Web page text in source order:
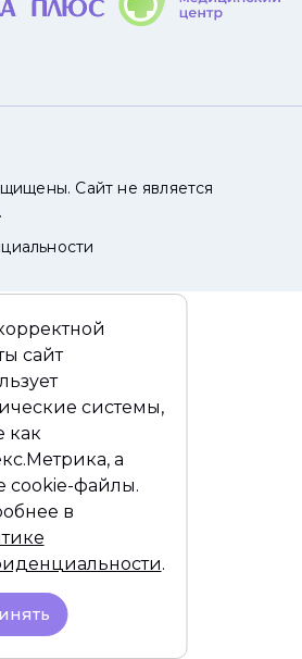
Сайт не является
сайт
системы,
как
а
cookie-файлы.
в
.